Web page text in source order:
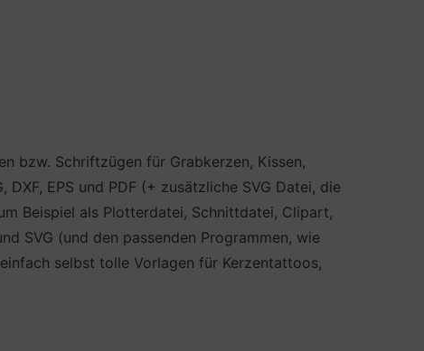
bzw. Schriftzügen für Grabkerzen, Kissen,
EPS und PDF (+ zusätzliche SVG Datei, die
Beispiel als Plotterdatei, Schnittdatei, Clipart,
SVG (und den passenden Programmen, wie
selbst tolle Vorlagen für Kerzentattoos,